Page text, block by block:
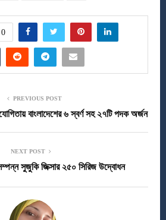
0
PREVIOUS POST
বাংলাদেশের ৬ স্বর্ণ সহ ২৭টি পদক অর্জন
NEXT POST
সুজুকি জিক্সার ২৫০ সিরিজ উদ্বোধন